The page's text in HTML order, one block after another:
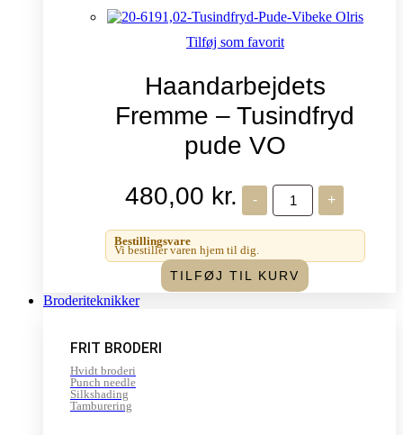
Tilføj som favorit
Haandarbejdets
Fremme – Tusindfryd
pude VO
480,00 kr. -
Haandarbejdets
Fremme
-
Tusindfryd
VO
antal
+
Bestillingsvare
Vi bestiller varen hjem til dig.
TILFØJ TIL KURV
Broderiteknikker
FRIT BRODERI
Hvidt broderi
Punch needle
Silkshading
Tamburering